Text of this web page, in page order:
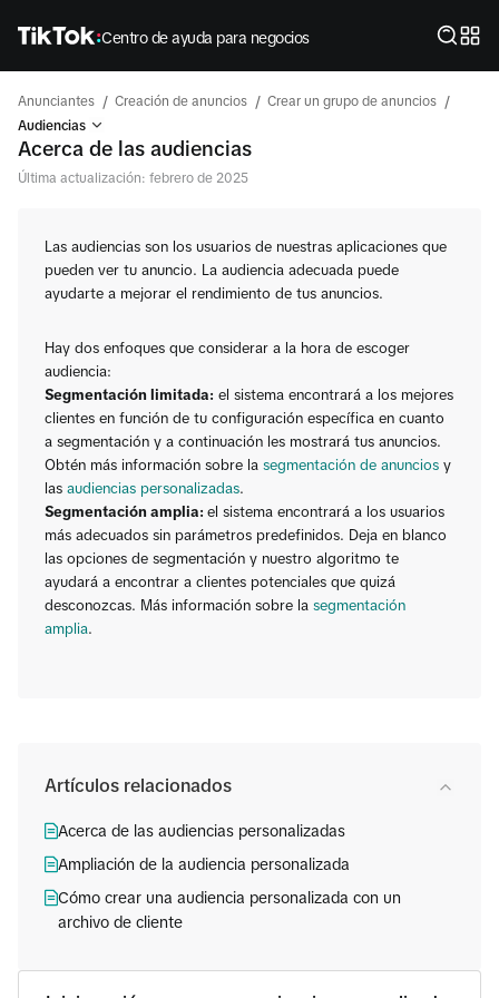
Centro de ayuda para negocios
Anunciantes / Creación de anuncios / Crear un grupo de anuncios /
Audiencias
Acerca de las audiencias
Última actualización: febrero de 2025
Las audiencias son los usuarios de nuestras aplicaciones que
pueden ver tu anuncio. La audiencia adecuada puede
ayudarte a mejorar el rendimiento de tus anuncios.
Hay dos enfoques que considerar a la hora de escoger
audiencia:
Segmentación limitada: el sistema encontrará a los mejores
clientes en función de tu configuración específica en cuanto
a segmentación y a continuación les mostrará tus anuncios.
Obtén más información sobre la segmentación de anuncios y
las audiencias personalizadas.
Segmentación amplia: el sistema encontrará a los usuarios
más adecuados sin parámetros predefinidos. Deja en blanco
las opciones de segmentación y nuestro algoritmo te
ayudará a encontrar a clientes potenciales que quizá
desconozcas. Más información sobre la segmentación
amplia.
Artículos relacionados
Acerca de las audiencias personalizadas
Ampliación de la audiencia personalizada
Cómo crear una audiencia personalizada con un
archivo de cliente